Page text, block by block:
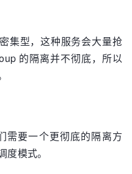
集型，这种服务会大量抢
的隔离并不彻底，所以
需要一个更彻底的隔离方
模式。